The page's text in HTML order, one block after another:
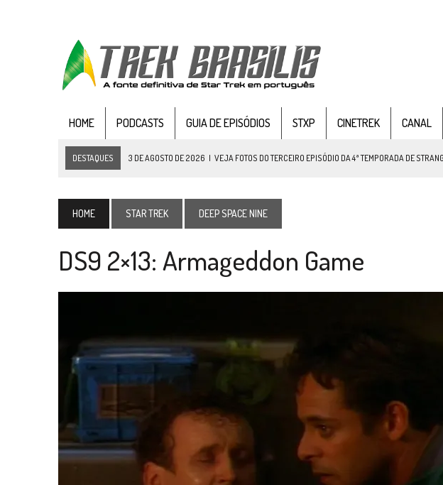
HOME PODCASTS GUIA DE EPISÓDIOS STXP CINETREK CANAL
DESTAQUES 3 DE AGOSTO DE 2026 | VEJA FOTOS DO TERCEIRO EPISÓDIO DA 4ª TEMPORADA DE
1 DE AGOSTO DE 2026 | ELENCO DE STRANGE NEW WORLDS ENCARA O FIM DE UMA ERA NA SDCC
31 DE JULHO DE 2026 GRANDES JORNADAS | QUATRO EPISÓDIOS DESTAR TREK
GRANDES JORNADAS | SEIS EPISÓDIOS DE
,
5 DE AGOSTO DE 2026 | BALDE DO ODO #122 CHILDREN OF TIME
4 DE AGOSTO DE 2026
HOME STAR TREK DEEP SPACE NINE
DS9 2×13: Armageddon Game